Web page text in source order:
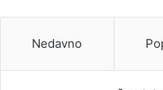
Nedavno